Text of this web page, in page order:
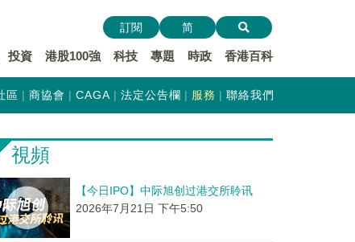
投資 港股100強 科技 專題 時政 香港百科
訂閱 简
區 商協會 CAGA 法定公告欄 服務 聯絡我們
視頻
【今日IPO】中际旭创过港交所聆讯
2026年7月21日 下午5:50